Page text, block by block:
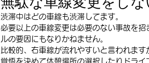
渋滞中はどの車線も渋滞してます。
必要以上の車線変更は必要のない事故を
ルの要因にもなりかねません。
比較的、右車線が流れやすいと言われま
覚悟を決めて休憩場所の選択したりドラ